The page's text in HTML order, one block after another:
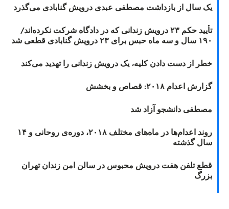
یک سال از بازداشت مصطفی عبدی درویش گنابادی می‌گذرد
تأیید حکم ۲۳ درویش زندانی که در دادگاه شرکت نکرده‌اند/
۱۹۰ سال و سه ماه حبس برای ۲۳ درویش گنابادی قطعی شد
خطر از دست دادن کلیه، یک درویش زندانی را تهدید می‌کند
گزارش اعدام ۲۰۱۸: قصاص و بخشش
مصطفی دانشجو آزاد شد
روند اعدام‌ها در ماه‌های مختلف ۲۰۱۸، دوره‌ی روحانی و ۱۴
سال گذشته
قطع تلفن هفت درویش محبوس در سالن امن زندان تهران
بزرگ